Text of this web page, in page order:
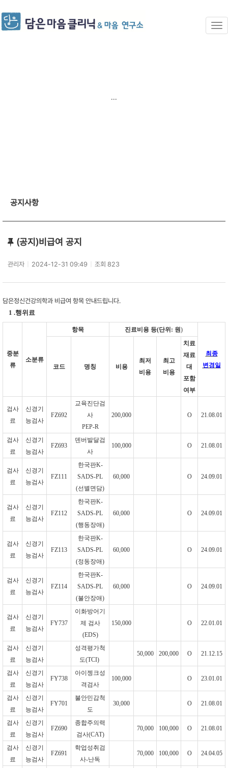
...
공지사항
(공지)비급여 공지
관리자 2024-12-31 09:49 조회 823
담은정신건강의학과 비급여 항목 안내드립니다.
1 .행위료
중분
류
소분류
항목 진료비용 등(단위: 원)
최종
변경일
코드 명칭 비용
최저
비용
최고
비용
치료
재료
대
포함
여부
검사
료
신경기
능검사
FZ692
교육진단검
사
PEP-R
200,000 O 21.08.01
검사
료
신경기
능검사
FZ693
덴버발달검
사
100,000 O 21.08.01
검사
료
신경기
능검사
FZ111
한국판K-
SADS-PL
(선별면담)
60,000 O 24.09.01
검사
료
신경기
능검사
FZ112
한국판K-
SADS-PL
(행동장애)
60,000 O 24.09.01
검사
료
신경기
능검사
FZ113
한국판K-
SADS-PL
(정동장애)
60,000 O 24.09.01
검사
료
신경기
능검사
FZ114
한국판K-
SADS-PL
(불안장애)
60,000 O 24.09.01
검사
료
신경기
능검사
FY737
이화방어기
제 검사
(EDS)
150,000 O 22.01.01
검사
료
신경기
능검사
성격평가척
도(TCI)
50,000 200,000 O 21.12.15
검사
료
신경기
능검사
FY738
아이젱크성
격검사
100,000 O 23.01.01
검사
료
신경기
능검사
FY701
불안민감척
도
30,000 O 21.08.01
검사
료
신경기
능검사
FZ690
종합주의력
검사(CAT)
70,000 100,000 O 21.08.01
검사
료
신경기
능검사
FZ691
학업성취검
사-난독
70,000 100,000 O 24.04.05